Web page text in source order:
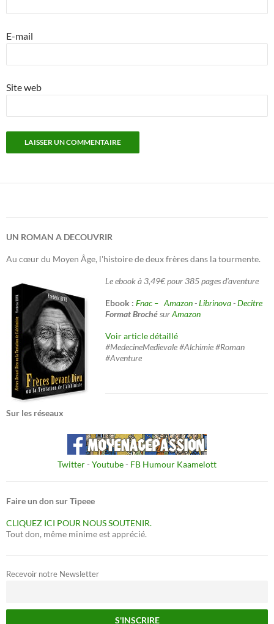
E-mail
Site web
UN ROMAN A DECOUVRIR
Au cœur du Moyen Âge, l'histoire de deux frères dans la tourmente.
Le ebook à 3,49€ pour 385 pages d'aventure
Ebook : Fnac – Amazon-Librinova-Decitre
Format BrochésurAmazon
Voir article détaillé
#MedecineMedievale #Alchimie #Roman
#Aventure
Sur les réseaux
Twitter- Youtube- FB Humour Kaamelott
Faire un don sur Tipeee
CLIQUEZ ICI POUR NOUS SOUTENIR.
Tout don, même minime est apprécié.
Recevoir notre Newsletter